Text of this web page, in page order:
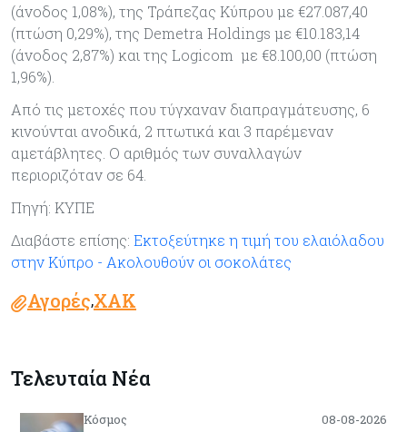
(άνοδος 1,08%), της Τράπεζας Κύπρου με €27.087,40
(πτώση 0,29%), της Demetra Holdings με €10.183,14
(άνοδος 2,87%) και της Logicom με €8.100,00 (πτώση
1,96%).
Από τις μετοχές που τύγχαναν διαπραγμάτευσης, 6
κινούνται ανοδικά, 2 πτωτικά και 3 παρέμεναν
αμετάβλητες. Ο αριθμός των συναλλαγών
περιοριζόταν σε 64.
Πηγή: ΚΥΠΕ
Διαβάστε επίσης: Εκτοξεύτηκε η τιμή του ελαιόλαδου
στην Κύπρο - Ακολουθούν οι σοκολάτες
Αγορές,ΧΑΚ
Τελευταία Νέα
Κόσμος 08-08-2026